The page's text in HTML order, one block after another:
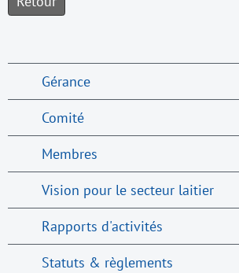
Gérance
Comité
Membres
Vision pour le secteur laitier
Rapports d'activités
Statuts & règlements